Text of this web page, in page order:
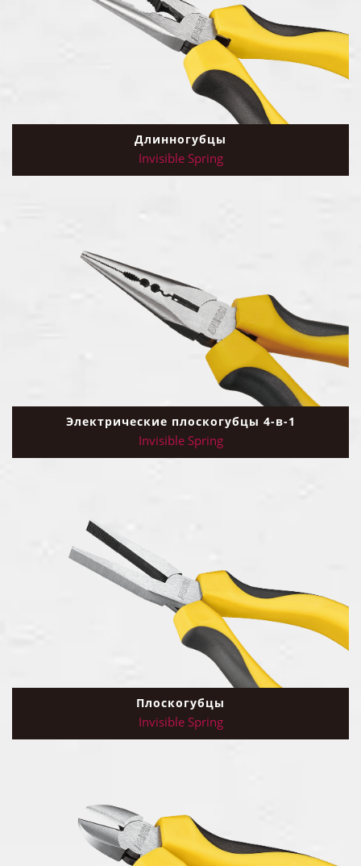
Длинногубцы
Invisible Spring
Электрические плоскогубцы 4-в-1
Invisible Spring
Плоскогубцы
Invisible Spring